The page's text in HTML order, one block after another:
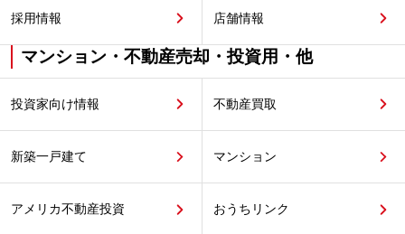
採用情報 店舗情報
マンション・不動産売却・投資用・他
投資家向け情報 不動産買取
新築一戸建て マンション
アメリカ不動産投資 おうちリンク